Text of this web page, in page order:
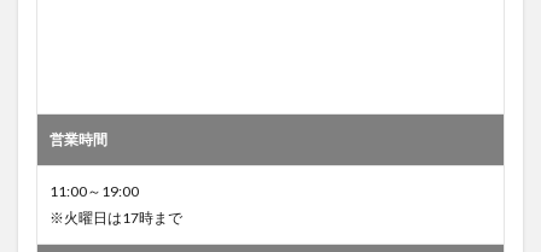
営業時間
11:00～19:00
※火曜日は17時まで